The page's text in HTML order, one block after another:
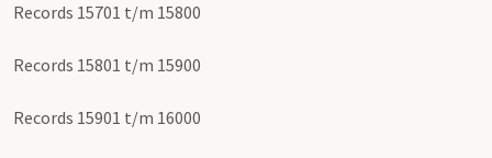
Records 15701 t/m 15800
Records 15801 t/m 15900
Records 15901 t/m 16000